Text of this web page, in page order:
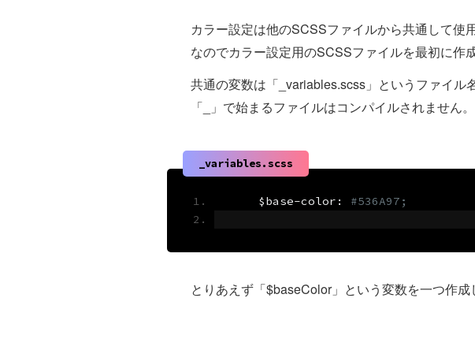
カラー設定は他のSCSSファイルから共通して使
なのでカラー設定用のSCSSファイルを最初に作成
共通の変数は「_variables.scss」というファイル
「_」で始まるファイルはコンパイルされません。
_variables.scss
    $base
-color : #536A97;
とりあえず「$baseColor」という変数を一つ作成